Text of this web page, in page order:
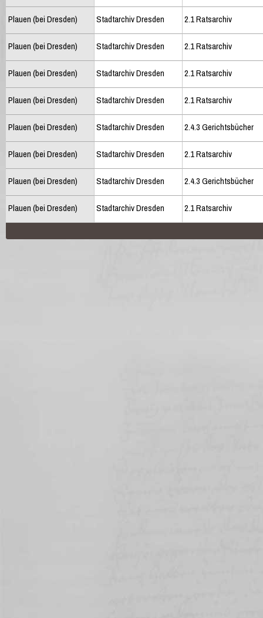
Plauen (bei Dresden) Stadtarchiv Dresden 2.1 Ratsarchiv
Plauen (bei Dresden) Stadtarchiv Dresden 2.1 Ratsarchiv
Plauen (bei Dresden) Stadtarchiv Dresden 2.1 Ratsarchiv
Plauen (bei Dresden) Stadtarchiv Dresden 2.1 Ratsarchiv
Plauen (bei Dresden) Stadtarchiv Dresden 2.4.3 Gerichtsbücher
Plauen (bei Dresden) Stadtarchiv Dresden 2.1 Ratsarchiv
Plauen (bei Dresden) Stadtarchiv Dresden 2.4.3 Gerichtsbücher
Plauen (bei Dresden) Stadtarchiv Dresden 2.1 Ratsarchiv